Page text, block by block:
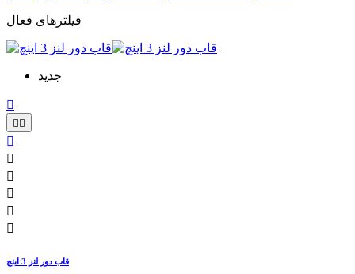
فیلترهای فعال
جدید

 






قاب دور لنز 3 اینچ